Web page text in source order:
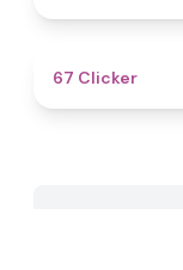
67 Clicker